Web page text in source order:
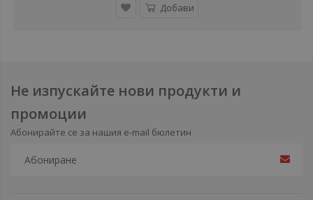
Добави
Не изпускайте нови продукти и
промоции
Абонирайте се за нашия e-mail бюлетин